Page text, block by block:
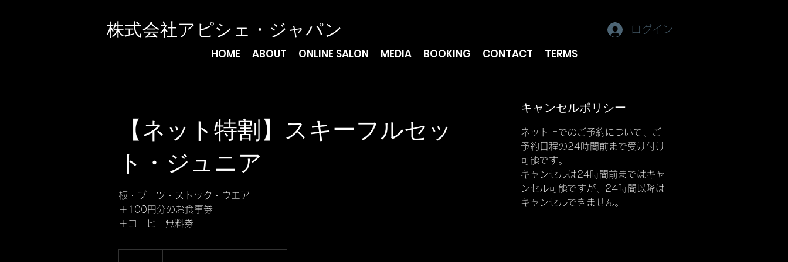
​株式会社アピシェ・ジャパン ログイン
HOME ABOUT ONLINE SALON MEDIA BOOKING CONTACT TERMS
【ネット特割】スキーフルセッ
ト・ジュニア
板・ブーツ・ストック・ウエア
＋100円分のお食事券
＋コーヒー無料券
キャンセルポリシー
ネット上でのご予約について、ご
予約日程の24時間前まで受け付け
可能です。
キャンセルは24時間前まではキャ
ンセル可能ですが、24時間以降は
キャンセルできません。